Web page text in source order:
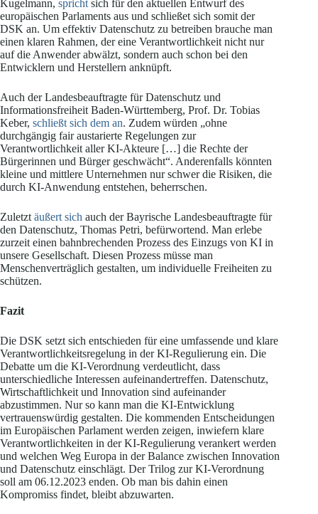
Kugelmann, spricht sich für den aktuellen Entwurf des
europäischen Parlaments aus und schließet sich somit der
DSK an. Um effektiv Datenschutz zu betreiben brauche man
einen klaren Rahmen, der eine Verantwortlichkeit nicht nur
auf die Anwender abwälzt, sondern auch schon bei den
Entwicklern und Herstellern anknüpft.
Auch der Landesbeauftragte für Datenschutz und
Informationsfreiheit Baden-Württemberg, Prof. Dr. Tobias
Keber, schließt sich dem an. Zudem würden „ohne
durchgängig fair austarierte Regelungen zur
Verantwortlichkeit aller KI-Akteure […] die Rechte der
Bürgerinnen und Bürger geschwächt“. Anderenfalls könnten
kleine und mittlere Unternehmen nur schwer die Risiken, die
durch KI-Anwendung entstehen, beherrschen.
Zuletzt äußert sich auch der Bayrische Landesbeauftragte für
den Datenschutz, Thomas Petri, befürwortend. Man erlebe
zurzeit einen bahnbrechenden Prozess des Einzugs von KI in
unsere Gesellschaft. Diesen Prozess müsse man
Menschenverträglich gestalten, um individuelle Freiheiten zu
schützen.
Fazit
Die DSK setzt sich entschieden für eine umfassende und klare
Verantwortlichkeitsregelung in der KI-Regulierung ein. Die
Debatte um die KI-Verordnung verdeutlicht, dass
unterschiedliche Interessen aufeinandertreffen. Datenschutz,
Wirtschaftlichkeit und Innovation sind aufeinander
abzustimmen. Nur so kann man die KI-Entwicklung
vertrauenswürdig gestalten. Die kommenden Entscheidungen
im Europäischen Parlament werden zeigen, inwiefern klare
Verantwortlichkeiten in der KI-Regulierung verankert werden
und welchen Weg Europa in der Balance zwischen Innovation
und Datenschutz einschlägt. Der Trilog zur KI-Verordnung
soll am 06.12.2023 enden. Ob man bis dahin einen
Kompromiss findet, bleibt abzuwarten.